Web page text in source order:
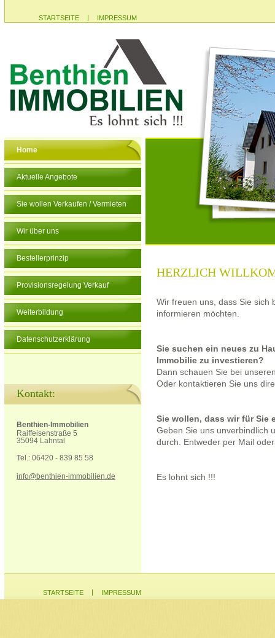
STARTSEITE | IMPRESSUM
Home
Aktuelle Angebote
Sie wollen Verkaufen / Vermieten
Wir über uns
Bestellerprinzip
Provisionsregelung Verkauf
Weiterbildung
Datenschutzerklärung
Kontakt:
Benthien-Immobilien
Raiffeisenstraße 5
35094 Lahntal
Tel.: 06420 - 839 85 58
info@benthien-immobilien.de
HERZLICH
Wir freuen uns, dass Sie sich
informieren möchten.
Sie suchen ein neues zu
Immobilie zu investieren?
Dann schauen Sie bei
Oder kontaktieren Sie uns
Sie wollen, dass wir für Sie
Geben Sie uns unverbindlich
durch. Entweder per Mail
Es lohnt sich !!!
STARTSEITE | IMPRESSUM